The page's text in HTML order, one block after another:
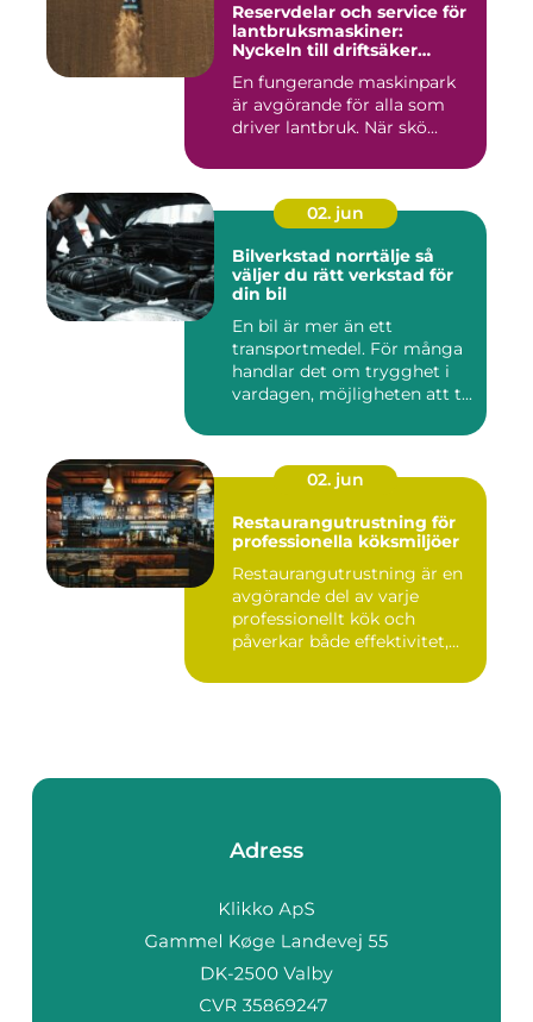
Reservdelar och service för
lantbruksmaskiner:
Nyckeln till driftsäker
En fungerande maskinpark
är avgörande för alla som
driver lantbruk. När skö...
02. jun
Bilverkstad norrtälje så
väljer du rätt verkstad för
din bil
En bil är mer än ett
transportmedel. För många
handlar det om trygghet i
vardagen, möjligheten att t...
02. jun
Restaurangutrustning för
professionella köksmiljöer
Restaurangutrustning är en
avgörande del av varje
professionellt kök och
påverkar både effektivitet,...
Adress